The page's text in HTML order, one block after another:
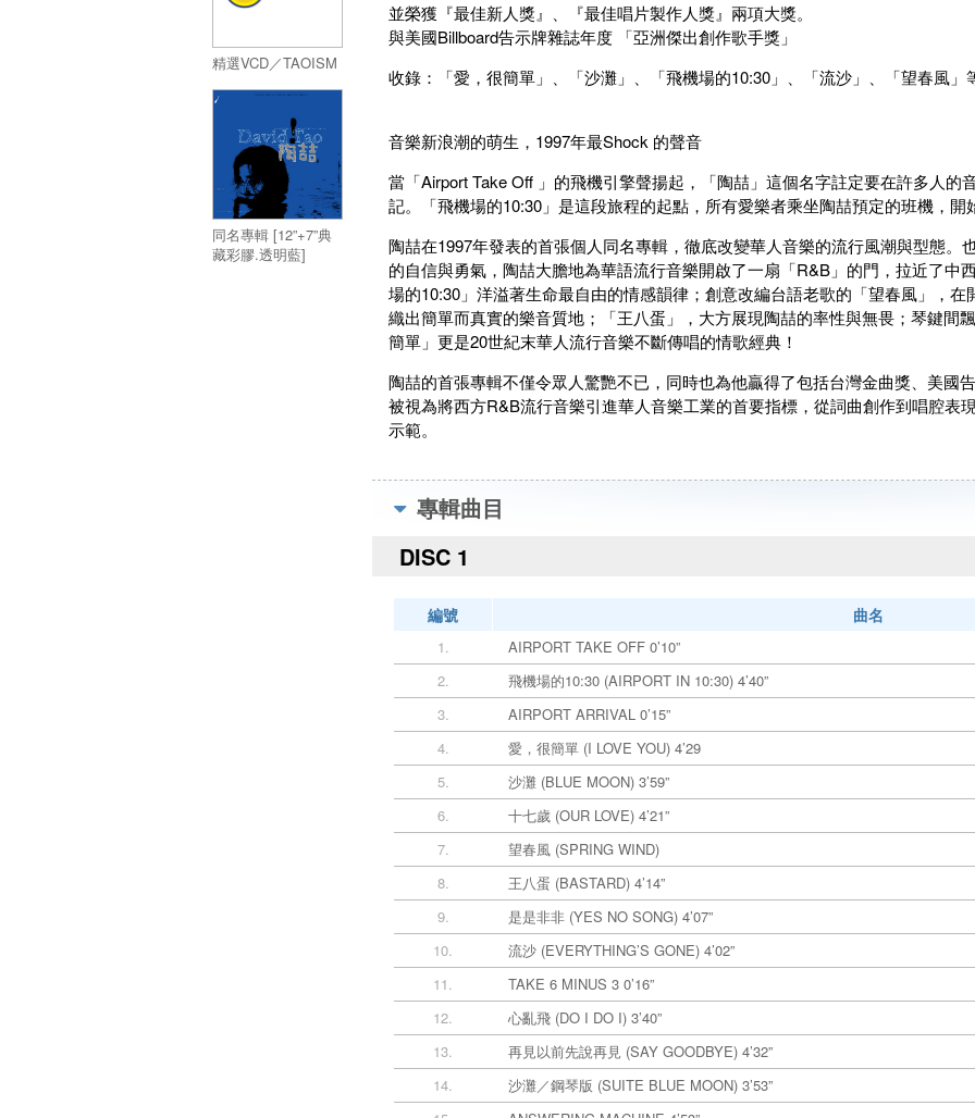
精選VCD／TAOISM
同名專輯 [12”+7”典
藏彩膠.透明藍]
並榮獲『最佳新人獎』、『最佳唱片製作人獎』兩項大獎。
與美國Billboard告示牌雜誌年度 「亞洲傑出創作歌手獎」
收錄：「愛，很簡單」、「沙灘」、「飛機場的10:30」、「流沙」、「望春風」
音樂新浪潮的萌生，1997年最Shock 的聲音
當「Airport Take Off 」的飛機引擎聲揚起，「陶喆」這個名字註定要在許多人的
記。「飛機場的10:30」是這段旅程的起點，所有愛樂者乘坐陶喆預定的班機，開
陶喆在1997年發表的首張個人同名專輯，徹底改變華人音樂的流行風潮與型態。
的自信與勇氣，陶喆大膽地為華語流行音樂開啟了一扇「R&B」的門，拉近了中
場的10:30」洋溢著生命最自由的情感韻律；創意改編台語老歌的「望春風」，
織出簡單而真實的樂音質地；「王八蛋」，大方展現陶喆的率性與無畏；琴鍵間
簡單」更是20世紀末華人流行音樂不斷傳唱的情歌經典！
陶喆的首張專輯不僅令眾人驚艷不已，同時也為他贏得了包括台灣金曲獎、美國
被視為將西方R&B流行音樂引進華人音樂工業的首要指標，從詞曲創作到唱腔表
示範。
專輯曲目
DISC 1
編號 曲名
1.
AIRPORT TAKE OFF 0’10”
2.
飛機場的10:30 (AIRPORT IN 10:30) 4’40”
3.
AIRPORT ARRIVAL 0’15”
4.
愛，很簡單 (I LOVE YOU) 4’29
5.
沙灘 (BLUE MOON) 3’59”
6.
十七歲 (OUR LOVE) 4’21”
7.
望春風 (SPRING WIND)
8.
王八蛋 (BASTARD) 4’14”
9.
是是非非 (YES NO SONG) 4’07”
10.
流沙 (EVERYTHING’S GONE) 4’02”
11.
TAKE 6 MINUS 3 0’16”
12.
心亂飛 (DO I DO I) 3’40”
13.
再見以前先說再見 (SAY GOODBYE) 4’32”
14.
沙灘／鋼琴版 (SUITE BLUE MOON) 3’53”